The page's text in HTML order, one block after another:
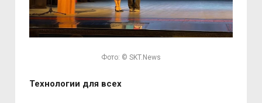
Фото: © SKT.News
Технологии для всех